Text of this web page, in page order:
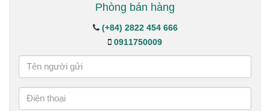
Phòng bán hàng
(+84) 2822 454 666
0911750009